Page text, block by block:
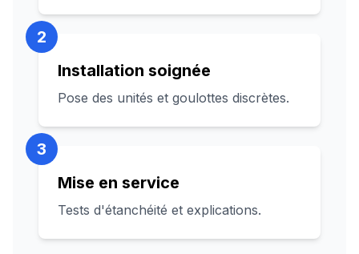
2
Installation soignée
Pose des unités et goulottes discrètes.
3
Mise en service
Tests d'étanchéité et explications.